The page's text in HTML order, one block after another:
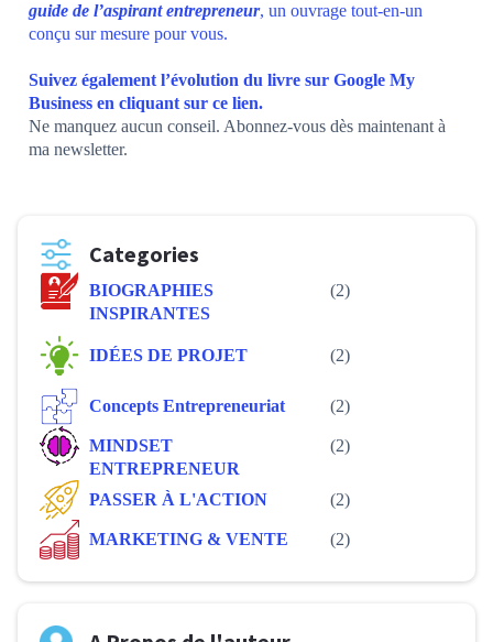
guide de l’aspirant entrepreneur, un ouvrage tout-en-un
conçu sur mesure pour vous.
Suivez également l’évolution du livre sur Google My
Business en cliquant sur ce lien.
Ne manquez aucun conseil. Abonnez-vous dès maintenant à
ma newsletter.
Categories
BIOGRAPHIES
INSPIRANTES
(2)
IDÉES DE PROJET (2)
Concepts Entrepreneuriat (2)
MINDSET
ENTREPRENEUR
(2)
PASSER À L'ACTION (2)
MARKETING & VENTE (2)